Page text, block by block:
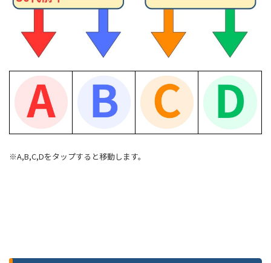
※A,B,C,Dをタップすると移動します。